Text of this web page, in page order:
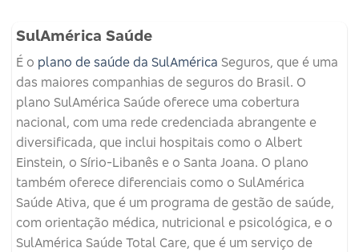
SulAmérica Saúde
É o plano de saúde da SulAmérica Seguros, que é uma
das maiores companhias de seguros do Brasil. O
plano SulAmérica Saúde oferece uma cobertura
nacional, com uma rede credenciada abrangente e
diversificada, que inclui hospitais como o Albert
Einstein, o Sírio-Libanês e o Santa Joana. O plano
também oferece diferenciais como o SulAmérica
Saúde Ativa, que é um programa de gestão de saúde,
com orientação médica, nutricional e psicológica, e o
SulAmérica Saúde Total Care, que é um serviço de